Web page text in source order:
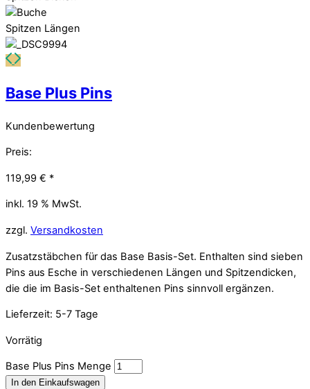
Base Plus Pins
Kundenbewertung
Preis:
119,99 € *
inkl. 19 % MwSt.
zzgl. Versandkosten
Zusatzstäbchen für das Base Basis-Set. Enthalten sind sieben
Pins aus Esche in verschiedenen Längen und Spitzendicken,
die die im Basis-Set enthaltenen Pins sinnvoll ergänzen.
Lieferzeit: 5-7 Tage
Vorrätig
Base Plus Pins Menge
In den Einkaufswagen